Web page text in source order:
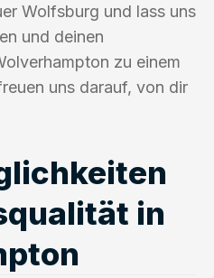
Wolfsburg und lass uns
und deinen
zu einem
uns darauf, von dir
in